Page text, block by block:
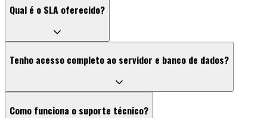
Qual é o SLA oferecido?
Tenho acesso completo ao servidor e banco de dados?
Como funciona o suporte técnico?